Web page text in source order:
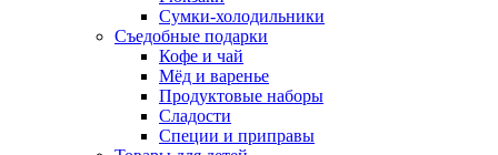
Сумки-холодильники
Съедобные подарки
Кофе и чай
Мёд и варенье
Продуктовые наборы
Сладости
Специи и приправы